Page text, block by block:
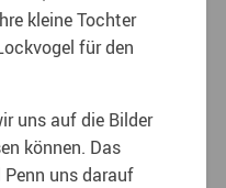
kleine Tochter
für den
uns auf die Bilder
können. Das
uns darauf